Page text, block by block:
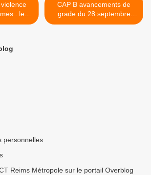
: le
récidive
CAP B avancements de
grade du 28 septembre
2017 >
personnelles
Reims Métropole sur le portail Overblog